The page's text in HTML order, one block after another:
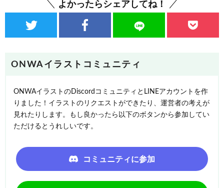
よかったらシェアしてね！
ONWAイラストコミュニティ
ONWAイラストのDiscordコミュニティとLINEアカウントを作
りました！イラストのリクエストができたり、運営者の考えが
見れたりします。もし良かったら以下のボタンから参加してい
ただけるとうれしいです。
コミュニティに参加